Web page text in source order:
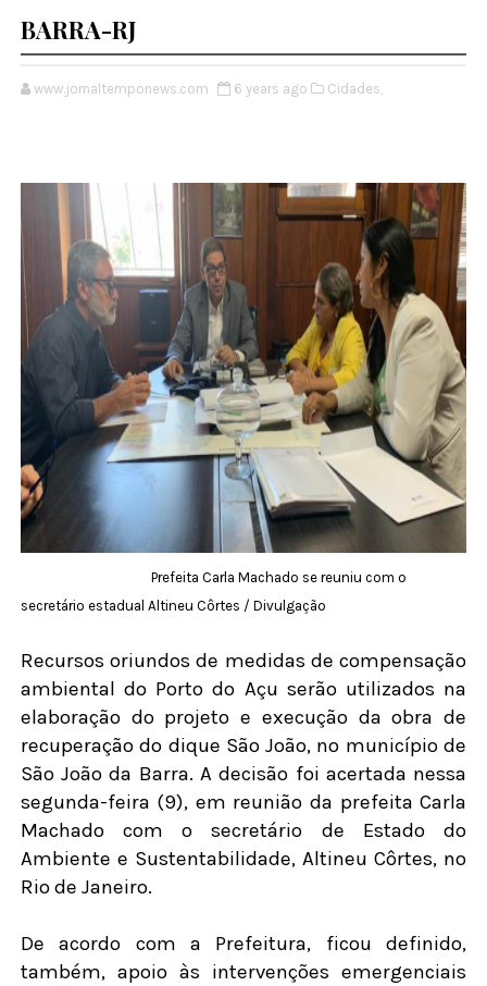
BARRA-RJ
www.jornaltemponews.com 6 years ago Cidades,
Prefeita Carla Machado se reuniu com o
secretário estadual Altineu Côrtes / Divulgação
Recursos oriundos de medidas de compensação
ambiental do Porto do Açu serão utilizados na
elaboração do projeto e execução da obra de
recuperação do dique São João, no município de
São João da Barra. A decisão foi acertada nessa
segunda-feira (9), em reunião da prefeita Carla
Machado com o secretário de Estado do
Ambiente e Sustentabilidade, Altineu Côrtes, no
Rio de Janeiro.
De acordo com a Prefeitura, ficou definido,
também, apoio às intervenções emergenciais